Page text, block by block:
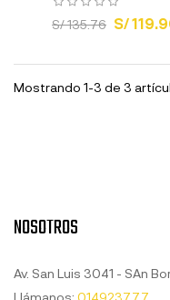
S/ 135.76 S/
Mostrando 1-3 de 3
NOSOTROS
Av. San Luis 3041 - SAn
Llámanos: 014923777